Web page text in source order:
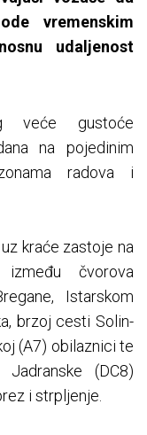
vremenskim
udaljenost
veće gustoće
na pojedinim
radova i
kraće zastoje na
između čvorova
Istarskom
brzoj cesti Solin-
(A7) obilaznici te
(DC8)
i strpljenje.